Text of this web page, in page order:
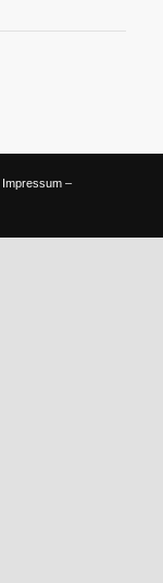
Impressum–